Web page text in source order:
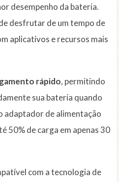
desempenho da bateria.
desfrutar de um tempo de
aplicativos e recursos mais
rápido, permitindo
sua bateria quando
adaptador de alimentação
50% de carga em apenas 30
com a tecnologia de